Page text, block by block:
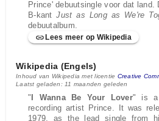
Prince' debuutsingle voor dat land.
B-kantJust as Long as We're
debuutalbum.
Lees meer op Wikipedia
Wikipedia (Engels)
Inhoud van Wikipedia met licentie Creative
Laatst geladen: 11 maanden geleden
" I Wanna Be Your Lover" is a
recording artist Prince. It was
1979, as the lead single from